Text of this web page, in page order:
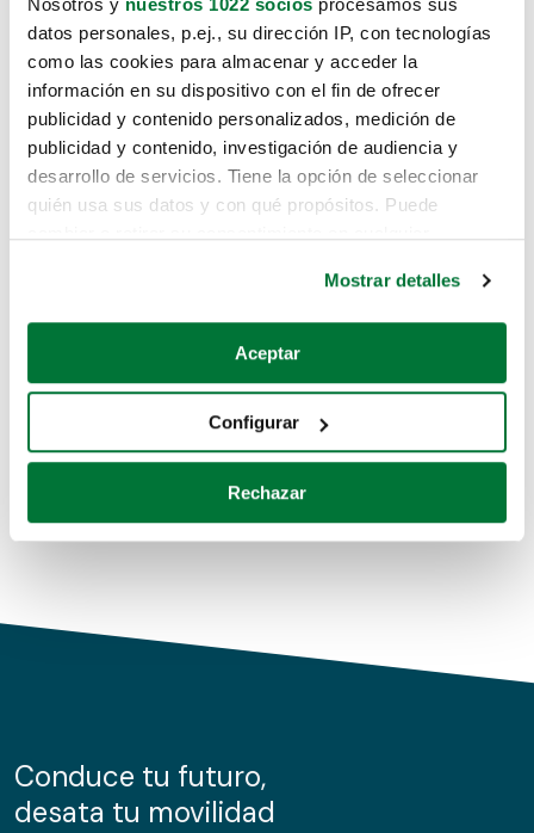
Nosotros y nuestros 1022 socios procesamos sus
datos personales, p.ej., su dirección IP, con tecnologías
como las cookies para almacenar y acceder la
información en su dispositivo con el fin de ofrecer
publicidad y contenido personalizados, medición de
publicidad y contenido, investigación de audiencia y
desarrollo de servicios. Tiene la opción de seleccionar
quién usa sus datos y con qué propósitos. Puede
Si lo permite, también quisiéramos:
Recopilar información sobre su ubicación geográfica
Identificar su dispositivo analizándolo activamente
para buscar características específicas (huellas
Obtenga más información sobre cómo se procesan sus
de cookies.
información sobre el uso que haga del sitio web con
nuestros partners de redes sociales, publicidad y análisis
Mostrar detalles
Aceptar
Configurar
Rechazar
Lo sentimos, no sabemos como
te hemos traido hasta aquí.
Pero puedes encontrar el coche que estás
buscando en alguno de estos enlaces:
Coches de segunda mano
Coches de km0
Conduce tu futuro,
desata tu movilidad